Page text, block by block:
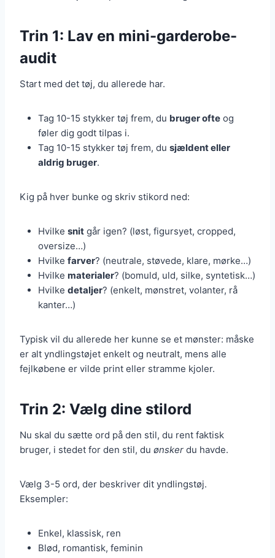
Trin 1: Lav en mini-garderobe-
audit
Start med det tøj, du allerede har.
Tag 10-15 stykker tøj frem, du bruger ofte og
føler dig godt tilpas i.
Tag 10-15 stykker tøj frem, du sjældent eller
aldrig bruger.
Kig på hver bunke og skriv stikord ned:
Hvilke snit går igen? (løst, figursyet, cropped,
oversize…)
Hvilke farver? (neutrale, støvede, klare, mørke…)
Hvilke materialer? (bomuld, uld, silke, syntetisk…)
Hvilke detaljer? (enkelt, mønstret, volanter, rå
kanter…)
Typisk vil du allerede her kunne se et mønster: måske
er alt yndlingstøjet enkelt og neutralt, mens alle
fejlkøbene er vilde print eller stramme kjoler.
Trin 2: Vælg dine stilord
Nu skal du sætte ord på den stil, du rent faktisk
bruger, i stedet for den stil, du ønsker du havde.
Vælg 3-5 ord, der beskriver dit yndlingstøj.
Eksempler:
Enkel, klassisk, ren
Blød, romantisk, feminin